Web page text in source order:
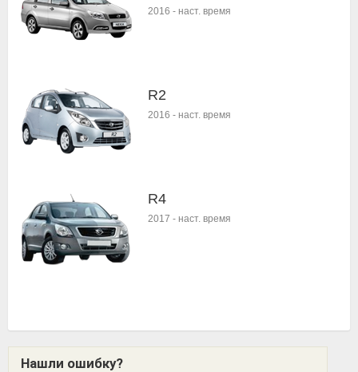
2016 - наст. время
R2
2016 - наст. время
R4
2017 - наст. время
Нашли ошибку?